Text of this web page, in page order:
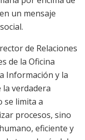
un mensaje
de Relaciones
de la Oficina
Información y la
la verdadera
se limita a
procesos, sino
eficiente y